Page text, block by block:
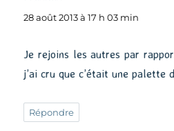
28 août 2013 à 17 h 03 min
Je rejoins les autres par
j’ai cru que c’était une palette
Répondre